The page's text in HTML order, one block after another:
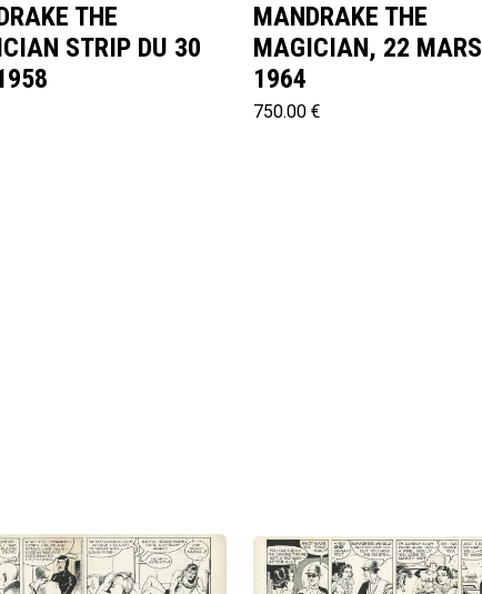
THE
STRIP DU 30
MANDRAKE THE
MAGICIAN, 22 MARS
1964
750.00 €